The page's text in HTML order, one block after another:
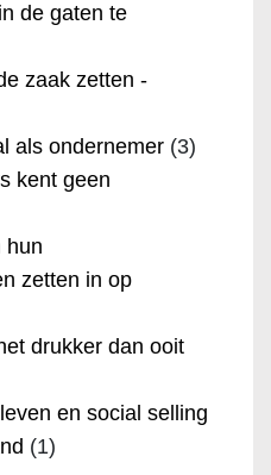
de gaten te
zaak zetten -
als ondernemer (3)
kent geen
hun
zetten in op
drukker dan ooit
en social selling
(1)